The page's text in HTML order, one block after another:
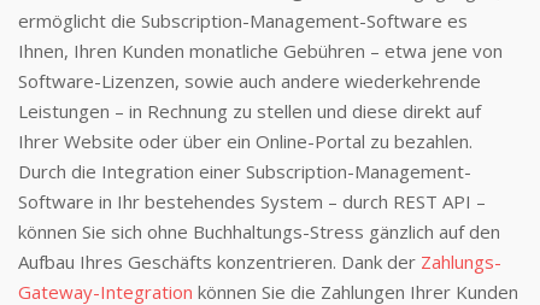
ermöglicht die Subscription-Management-Software es
Ihnen, Ihren Kunden monatliche Gebühren – etwa jene von
Software-Lizenzen, sowie auch andere wiederkehrende
Leistungen – in Rechnung zu stellen und diese direkt auf
Ihrer Website oder über ein Online-Portal zu bezahlen.
Durch die Integration einer Subscription-Management-
Software in Ihr bestehendes System – durch REST API –
können Sie sich ohne Buchhaltungs-Stress gänzlich auf den
Aufbau Ihres Geschäfts konzentrieren. Dank der Zahlungs-
Gateway-Integration können Sie die Zahlungen Ihrer Kunden